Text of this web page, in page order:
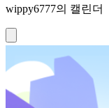
wippy6777의 캘린더